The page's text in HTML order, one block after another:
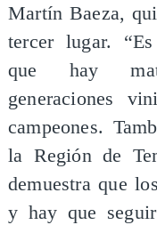
Martín Baeza,
tercer lugar.
que hay
generaciones
campeones.
la Región de
demuestra que
y hay que